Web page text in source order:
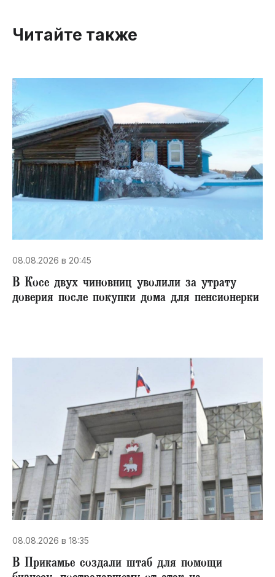
Читайте также
08.08.2026 в 20:45
В Косе двух чиновниц уволили за утрату
доверия после покупки дома для пенсионерки
08.08.2026 в 18:35
В Прикамье создали штаб для помощи